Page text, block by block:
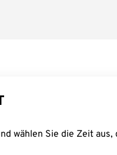
wählen Sie die Zeit aus,